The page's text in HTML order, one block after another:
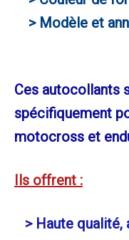
> Modèle et
Ces autocollants
spécifiquement
motocross et
Ils offrent :
> Haute qualité,